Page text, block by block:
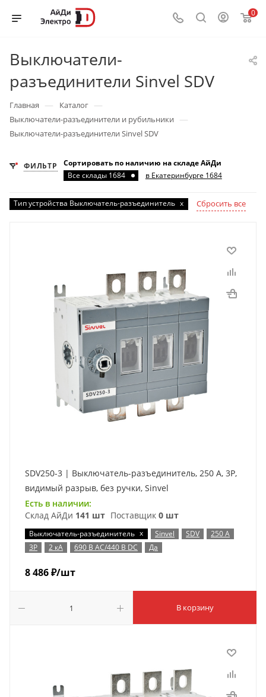
0
Выключатели-
разъединители Sinvel SDV
Главная — Каталог —
Выключатели-разъединители и рубильники —
Выключатели-разъединители Sinvel SDV
ФИЛЬТР
Сортировать по наличию на складе АйДи
Все склады 1684
в Екатеринбурге 1684
Тип устройства Выключатель-разъединитель x Сбросить все
SDV250-3 | Выключатель-разъединитель, 250 А, 3Р,
видимый разрыв, без ручки, Sinvel
Есть в наличии:
Склад АйДи 141 шт Поставщик 0 шт
Выключатель-разъединитель x Sinvel SDV
250 А
3P
2 кА 690 В AC/440 В DC Да
8 486₽/шт
В корзину